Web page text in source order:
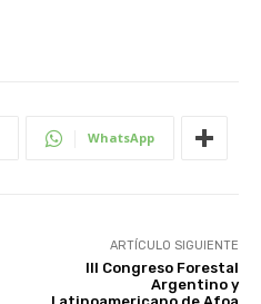
WhatsApp
ARTÍCULO SIGUIENTE
III Congreso Forestal
Argentino y